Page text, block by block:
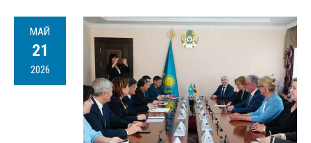
МАЙ
21
2026